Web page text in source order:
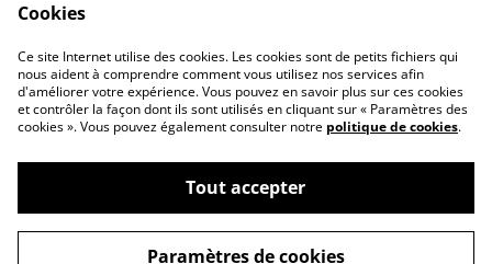
Mentions Légales
Politique de cookies
©2026
L'Atelier de Nounou | Créations Textiles
Artisanales & Personnalisées
Cookies
Ce site Internet utilise des cookies. Les cookies sont de petits fichiers qui
nous aident à comprendre comment vous utilisez nos services afin
d'améliorer votre expérience. Vous pouvez en savoir plus sur ces cookies
et contrôler la façon dont ils sont utilisés en cliquant sur « Paramètres des
cookies ». Vous pouvez également consulter notre politique de cookies.
Tout accepter
Paramètres de cookies